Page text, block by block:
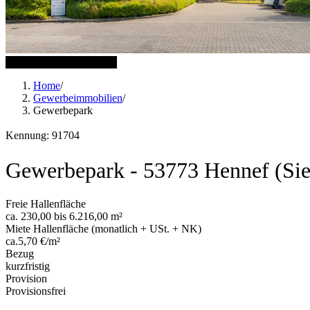
Home/
Gewerbeimmobilien/
Gewerbepark
Kennung: 91704
Gewerbepark - 53773 Hennef
Freie Hallenfläche
ca. 230,00 bis 6.216,00 m²
Miete Hallenfläche (monatlich + USt. + NK)
ca.5,70 €/m²
Bezug
kurzfristig
Provision
Provisionsfrei